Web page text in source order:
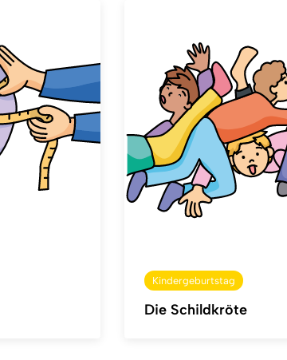
Kindergeburtstag
Die Schildkröte